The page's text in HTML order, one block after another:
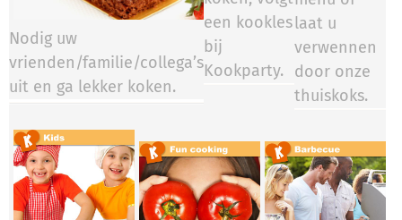
Nodig uw
vrienden/familie/collega’s
uit en ga lekker koken.
een kookles
bij
Kookparty.​​​​
laat u
verwennen
door onze
thuiskoks.